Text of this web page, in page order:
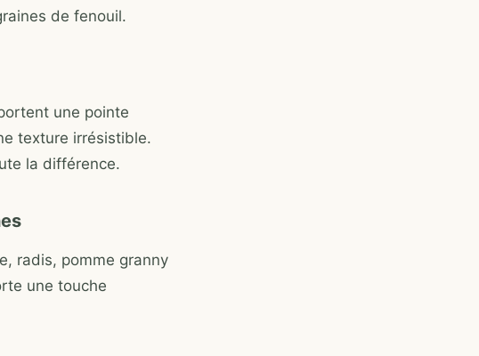
de fenouil.
une pointe
texture irrésistible.
la différence.
radis, pomme granny
une touche